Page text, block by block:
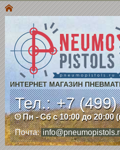
ИНТЕРНЕТ МАГАЗИН
Тел.:+7
Пн - Сб с 10:00 до 20:00
Почта: